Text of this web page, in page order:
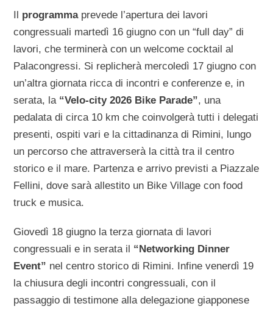
programmaprevede l’apertura dei lavori
congressuali martedì 16 giugno con un “full day” di
lavori, che terminerà con un welcome cocktail al
Palacongressi. Si replicherà mercoledì 17 giugno con
un’altra giornata ricca di incontri e conferenze e, in
serata, la “Velo-city 2026 Bike Parade”, una
pedalata di circa 10 km che coinvolgerà tutti i delegati
presenti, ospiti vari e la cittadinanza di Rimini, lungo
un percorso che attraverserà la città tra il centro
storico e il mare. Partenza e arrivo previsti a Piazzale
Fellini, dove sarà allestito un Bike Village con food
truck e musica.
Giovedì 18 giugno la terza giornata di lavori
congressuali e in serata il “Networking Dinner
Event” nel centro storico di Rimini. Infine venerdì 19
la chiusura degli incontri congressuali, con il
passaggio di testimone alla delegazione giapponese